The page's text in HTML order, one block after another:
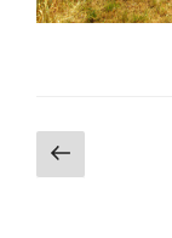
derSeite